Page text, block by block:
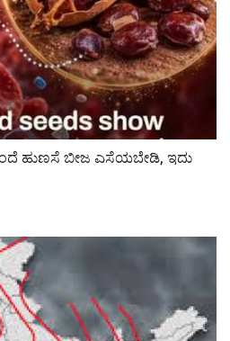
ಹುಣಸೆ ಬೀಜ ಎಸೆಯಬೇಡಿ, ಇದು